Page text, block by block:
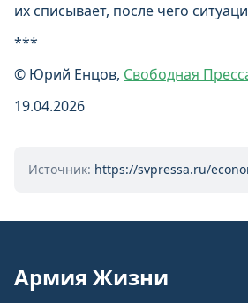
их списывает, после чего
***
© Юрий Енцов, Свободная
19.04.2026
Источник: https://svpressa.ru/
Армия Жизни